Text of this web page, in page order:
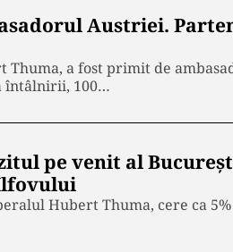
Austriei.
Thuma, a fost primit de
întâlnirii, 100…
pe venit al
Hubert Thuma, cere ca